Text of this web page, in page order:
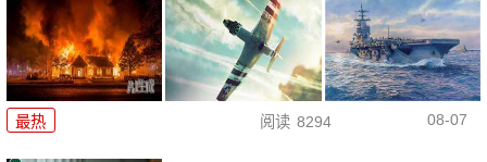
最热 阅读 8294 08-07